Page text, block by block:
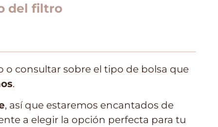
del filtro
o consultar sobre el tipo de bolsa que
.
, así que estaremos encantados de
a elegir la opción perfecta para tu